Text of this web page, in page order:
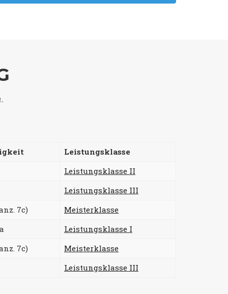
Leistungsklasse
Leistungsklasse II
Leistungsklasse III
7c)
Meisterklasse
Leistungsklasse I
7c)
Meisterklasse
Leistungsklasse III